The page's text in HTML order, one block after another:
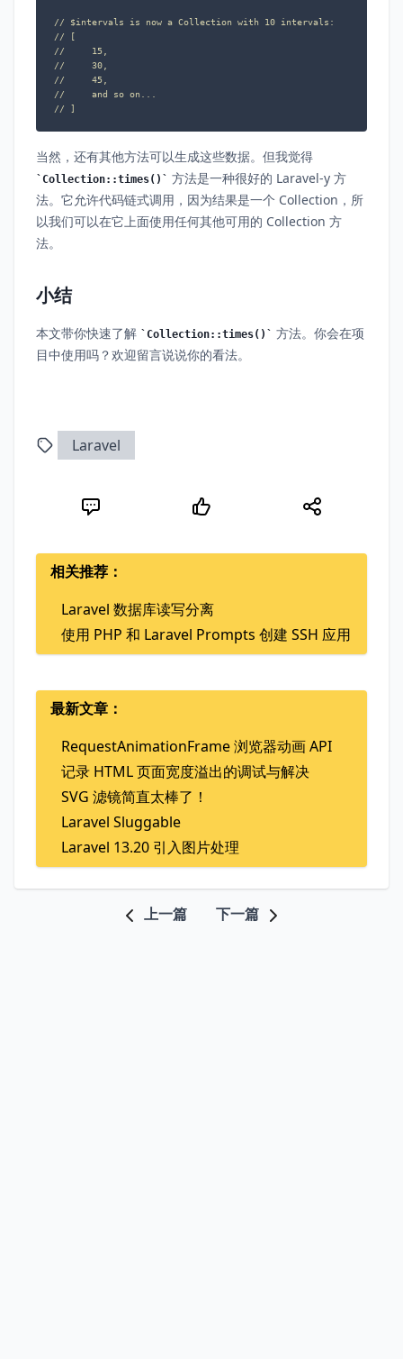
// $intervals is now a Collection with 10 intervals:
// [
//     15,
//     30,
//     45,
//     and so on...
// ]
当然，还有其他方法可以生成这些数据。但我觉得
Collection::times()
方法是一种很好的 Laravel-y 方
法。它允许代码链式调用，因为结果是一个 Collection，所
以我们可以在它上面使用任何其他可用的 Collection 方
法。
小结
本文带你快速了解 Collection::times()
方法。你会在项
目中使用吗？欢迎留言说说你的看法。
Laravel
相关推荐：
Laravel 数据库读写分离
使用 PHP 和 Laravel Prompts 创建 SSH 应用
最新文章：
RequestAnimationFrame 浏览器动画 API
记录 HTML 页面宽度溢出的调试与解决
SVG 滤镜简直太棒了！
Laravel Sluggable
Laravel 13.20 引入图片处理
上一篇 下一篇